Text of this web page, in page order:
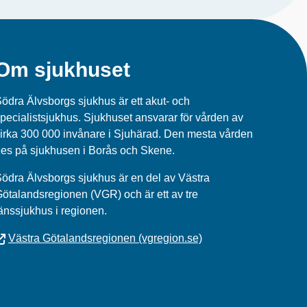
sjukhuset
Älvsborgs sjukhus är ett akut- och
Sjukhuset ansvarar för vården av
300 000 invånare i Sjuhärad. Den mesta vården
på sjukhusen i Borås och Skene.
Älvsborgs sjukhus är en del av Västra
(VGR) och är ett av tre
i regionen.
Västra Götalandsregionen (vgregion.se)